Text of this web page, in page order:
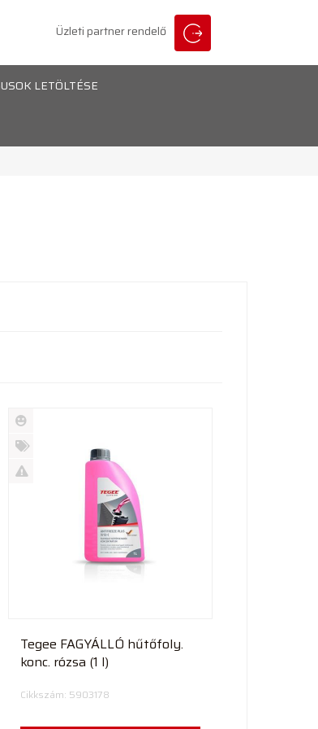
Üzleti partner rendelő
LETÖLTÉSE
Új
termék
%
Tegee FAGYÁLLÓ hűtőfoly.
konc. rózsa (1 l)
Cikkszám: 5903178